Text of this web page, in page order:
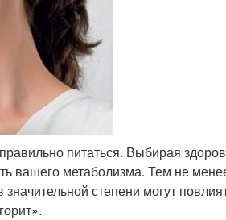
питаться. Выбирая
вашего метаболизма. Тем не
степени могут